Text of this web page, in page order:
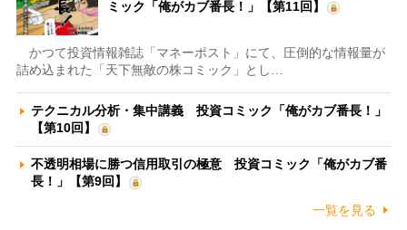
ミック「俺がカブ番長！」【第11回】
かつて投資情報雑誌「マネーポスト」にて、圧倒的な情報量が
詰め込まれた「天下無敵の株コミック」とし…
テクニカル分析・集中講義 投資コミック「俺がカブ番長！」
【第10回】
不透明相場に勝つ信用取引の極意 投資コミック「俺がカブ番
長！」【第9回】
一覧を見る